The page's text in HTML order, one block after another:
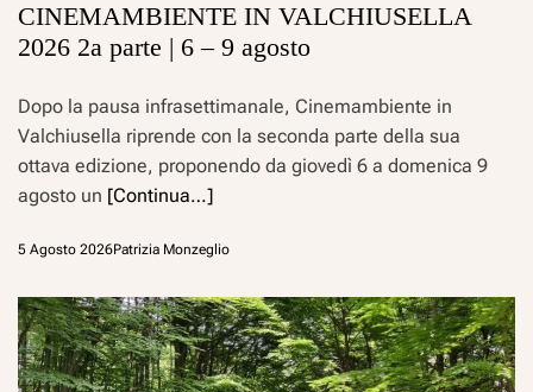
CINEMAMBIENTE IN VALCHIUSELLA
2026 2a parte | 6 – 9 agosto
Dopo la pausa infrasettimanale, Cinemambiente in
Valchiusella riprende con la seconda parte della sua
ottava edizione, proponendo da giovedì 6 a domenica 9
agosto un [Continua…]
5 Agosto 2026Patrizia Monzeglio